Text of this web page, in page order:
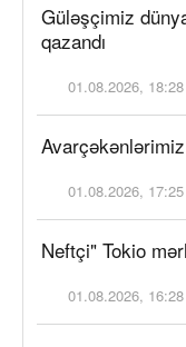
Güləşçimiz
qazandı
01.08.2026, 18:28
01.08.2026, 17:25
Neftçi" Tokio
01.08.2026, 16:28